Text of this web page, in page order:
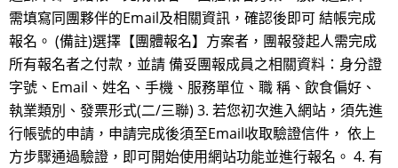
需填寫同團夥伴的Email及相關資訊，確認後即可 結帳完成
報名。 (備註)選擇【團體報名】方案者，團報發起人需完成
所有報名者之付款，並請 備妥團報成員之相關資料：身分證
字號、Email、姓名、手機、服務單位、職 稱、飲食偏好、
執業類別、發票形式(二/三聯) 3. 若您初次進入網站，須先進
行帳號的申請，申請完成後須至Email收取驗證信件， 依上
方步驟通過驗證，即可開始使用網站功能並進行報名。 4. 有